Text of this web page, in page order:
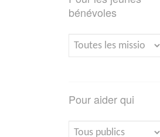
bénévoles
Pour aider qui